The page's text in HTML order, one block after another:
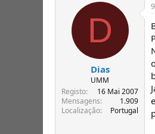
D
Dias
UMM
Registo
16 Mai 2007
Mensagens
1.909
Localização
Portugal